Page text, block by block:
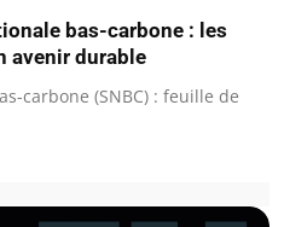
bas-carbone : les
avenir durable
carbone (SNBC) : feuille de